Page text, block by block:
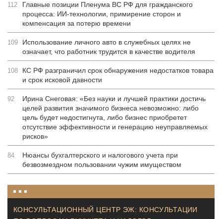
112
Главные позиции Пленума ВС РФ для гражданского
процесса: ИИ-технологии, примирение сторон и
компенсация за потерю времени
109
Использование личного авто в служебных целях не
означает, что работник трудится в качестве водителя
108
КС РФ разграничил срок обнаружения недостатков товара
и срок исковой давности
92
Ирина Снеговая: «Без науки и лучшей практики достичь
целей развития значимого бизнеса невозможно: либо
цель будет недостигнута, либо бизнес приобретет
отсутствие эффективности и генерацию неуправляемых
рисков»
84
Нюансы бухгалтерского и налогового учета при
безвозмездном пользовании чужим имуществом
КОНСУЛЬТАЦИОННЫЙ ЦЕНТР ЭЖ: КОНСУЛЬТАЦИИ